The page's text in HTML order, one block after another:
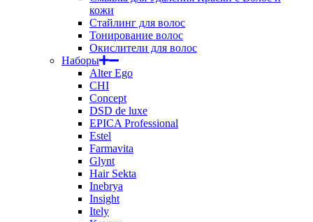
кожи
Стайлинг для волос
Тонирование волос
Окислители для волос
Наборы
Alter Ego
CHI
Concept
DSD de luxe
EPICA Professional
Estel
Farmavita
Glynt
Hair Sekta
Inebrya
Insight
Itely